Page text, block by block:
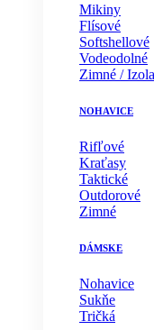
Mikiny
Flísové
Softshellové
Vodeodolné
Zimné /
NOHAVICE
Rifľové
Kraťasy
Taktické
Outdorové
Zimné
DÁMSKE
Nohavice
Sukňe
Tričká